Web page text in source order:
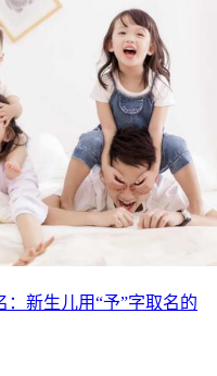
：新生儿用“予”字取名的